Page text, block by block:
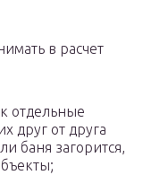
в расчет
отдельные
друг от друга
баня загорится,